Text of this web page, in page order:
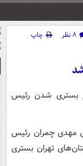
۸ نظر
چاپ
بستری شدن رئیس
مهدی چمران رئیس
تهران بستری